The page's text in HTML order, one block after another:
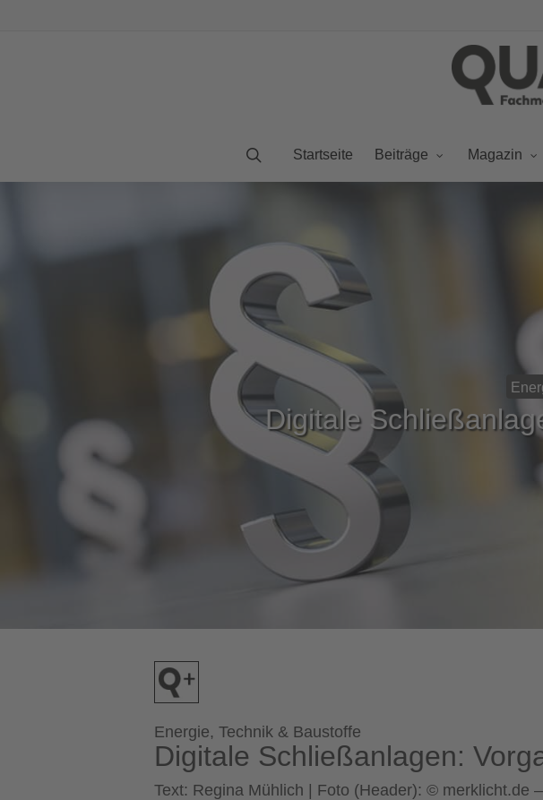
Startseite Beiträge Magazin
Digitale
Energie, Technik & Baustoffe
Digitale Schließanlagen:
Text: Regina Mühlich | Foto (Header): © merklicht.de